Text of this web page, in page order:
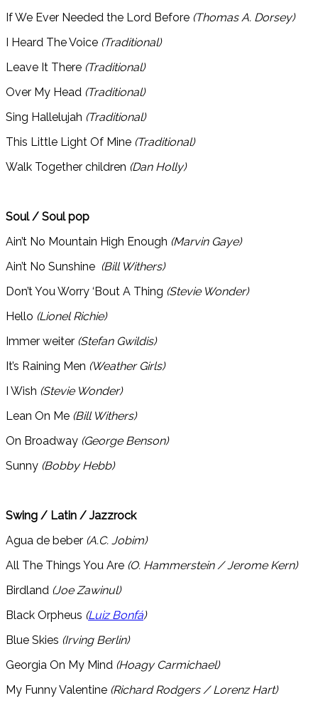
If We Ever Needed the Lord Before (Thomas A. Dorsey)
I Heard The Voice (Traditional)
Leave It There (Traditional)
Over My Head (Traditional)
Sing Hallelujah (Traditional)
This Little Light Of Mine (Traditional)
Walk Together children (Dan Holly)
Soul / Soul pop
Ain’t No Mountain High Enough (Marvin Gaye)
Ain’t No Sunshine (Bill Withers)
Don’t You Worry ‘Bout A Thing (Stevie Wonder)
Hello (Lionel Richie)
Immer weiter (Stefan Gwildis)
It’s Raining Men (Weather Girls)
I Wish (Stevie Wonder)
Lean On Me (Bill Withers)
On Broadway (George Benson)
Sunny (Bobby Hebb)
Swing / Latin / Jazzrock
Agua de beber (A.C. Jobim)
All The Things You Are (O. Hammerstein / Jerome Kern)
Birdland (Joe Zawinul)
Black Orpheus (Luiz Bonfá)
Blue Skies (Irving Berlin)
Georgia On My Mind (Hoagy Carmichael)
My Funny Valentine (Richard Rodgers / Lorenz Hart)